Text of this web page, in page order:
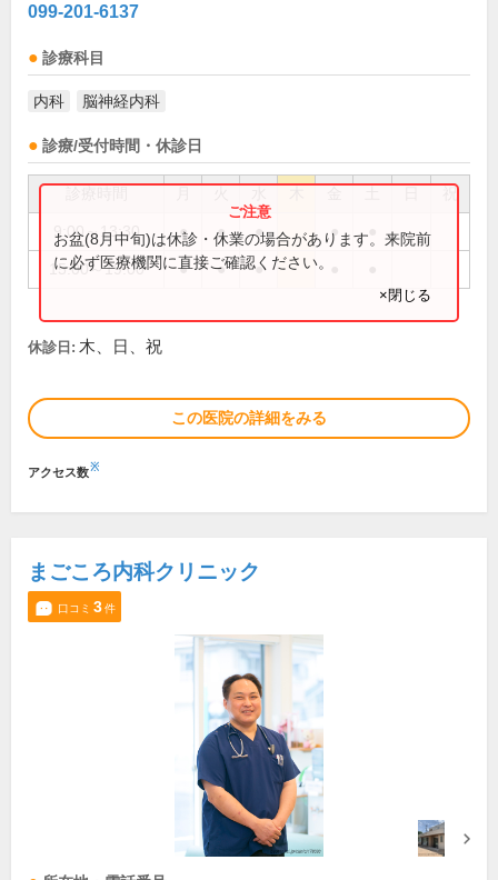
099-201-6137
診療科目
内科 脳神経内科
診療/受付時間・休診日
祝
9:00～13:30 ● ● ● ●
15:00～19:00 ● ● ●
お盆(8月中旬)は休診・休業の場合があります。来院前
に必ず医療機関に直接ご確認ください。
×閉じる
休診日: 木、日、祝
この医院の詳細をみる
アクセス数※
まごころ内科クリニック
口コミ 3件